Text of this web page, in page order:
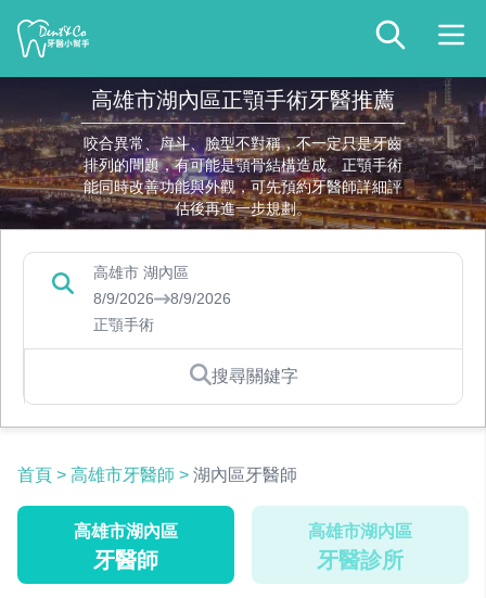
高雄市湖內區正顎手術牙醫推薦
咬合異常、戽斗、臉型不對稱，不一定只是牙齒
排列的問題，有可能是顎骨結構造成。正顎手術
能同時改善功能與外觀，可先預約牙醫師詳細評
估後再進一步規劃。
高雄市 湖內區
8/9/2026
8/9/2026
正顎手術
搜尋關鍵字
首頁 > 高雄市牙醫師 > 湖內區牙醫師
高雄市湖內區
牙醫師
高雄市湖內區
牙醫診所